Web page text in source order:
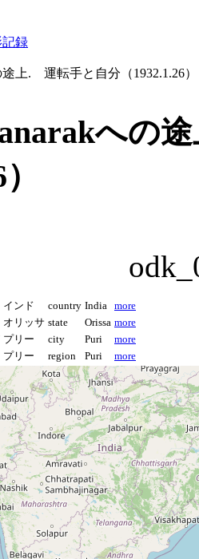
記録
途上. 運転手と自分（1932.1.26）
への
インド country India
more
オリッサ state Orissa more
プリー city Puri
more
プリー region Puri more